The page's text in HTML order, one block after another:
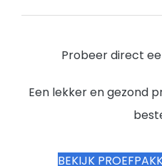
Probeer direct
Een lekker en gezond
BEKIJK